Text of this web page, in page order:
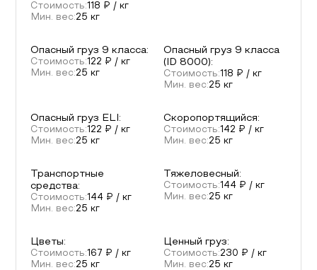
Стоимость:118 ₽ / кг
Мин. вес:25 кг
Опасный груз 9 класса:
Стоимость:122 ₽ / кг
Мин. вес:25 кг
Опасный груз 9 класса
(ID 8000):
Стоимость:118 ₽ / кг
Мин. вес:25 кг
Опасный груз ELI :
Стоимость:122 ₽ / кг
Мин. вес:25 кг
Скоропортящийся:
Стоимость:142 ₽ / кг
Мин. вес:25 кг
Транспортные
средства:
Стоимость:144 ₽ / кг
Мин. вес:25 кг
Тяжеловесный:
Стоимость:144 ₽ / кг
Мин. вес:25 кг
Цветы:
Стоимость:167 ₽ / кг
Мин. вес:25 кг
Ценный груз:
Стоимость:230 ₽ / кг
Мин. вес:25 кг